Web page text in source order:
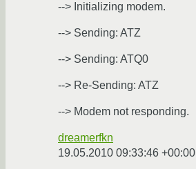
--> Initializing modem.
--> Sending: ATZ
--> Sending: ATQ0
--> Re-Sending: ATZ
--> Modem not responding.
dreamerfkn
19.05.2010 09:33:46 +00:00